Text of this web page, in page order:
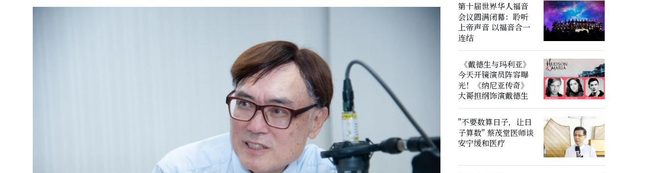
第十届世界华人福音
会议圆满闭幕：聆听
上帝声音 以福音合一
连结
《戴德生与玛利亚》
今天开镜演员阵容曝
光！《纳尼亚传奇》
大哥担纲饰演戴德生
"不要数算日子，让日
子算数" 蔡茂堂医师谈
安宁缓和医疗